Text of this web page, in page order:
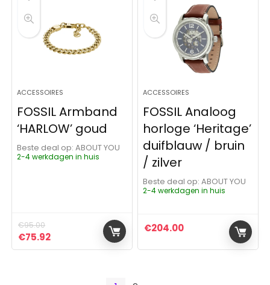
ACCESSOIRES
FOSSIL Armband
‘HARLOW’ goud
Beste deal op:
ABOUT YOU
2-4 werkdagen in huis
€95.00
Oorspronkelijke prijs was: €95.00.
€75.92Huidige prijs is: €75.92.
ACCESSOIRES
FOSSIL Analoog
horloge ‘Heritage’
duifblauw / bruin
/ zilver
Beste deal op:
ABOUT YOU
2-4 werkdagen in huis
€204.00